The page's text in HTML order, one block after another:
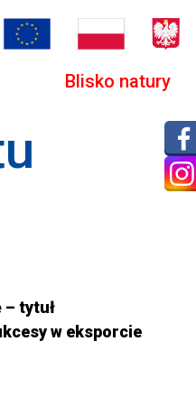
Blisko natury
tytuł
w eksporcie